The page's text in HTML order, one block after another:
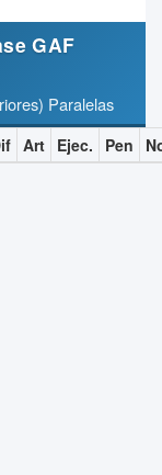
GAF
Paralelas
Art Ejec. Pen